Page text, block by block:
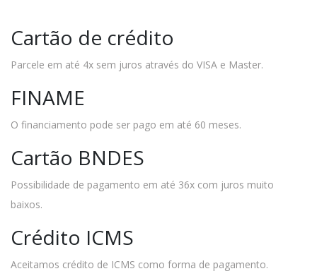
Cartão de crédito
Parcele em até 4x sem juros através do VISA e Master.
FINAME
O financiamento pode ser pago em até 60 meses.
Cartão BNDES
Possibilidade de pagamento em até 36x com juros muito
baixos.
Crédito ICMS
Aceitamos crédito de ICMS como forma de pagamento.